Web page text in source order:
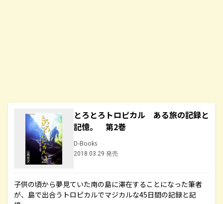
とろとろトロピカル ある旅の記録と
記憶。 第2巻
D-Books
2018.03.29 発売
子供の頃から夢見ていた南の島に滞在することになった筆者
が、島で出合うトロピカルでマジカルな45日間の記録と記